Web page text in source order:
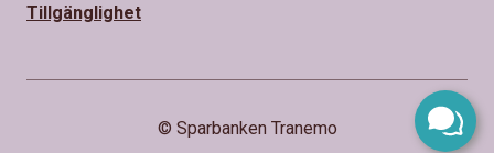
Tillgänglighet
© Sparbanken Tranemo